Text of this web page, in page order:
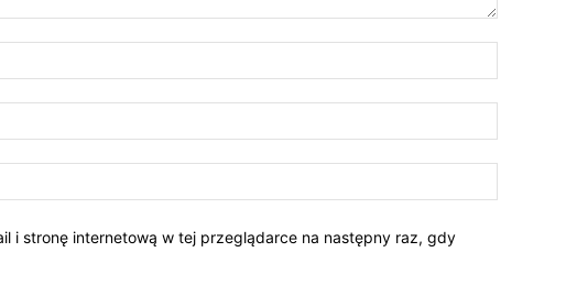
i stronę internetową w tej przeglądarce na następny raz, gdy